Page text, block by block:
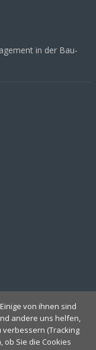
in der Bau-
von ihnen sind
andere uns helfen,
(Tracking
ob Sie die Cookies